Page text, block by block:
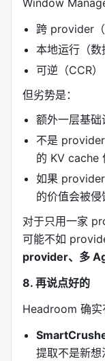
GitHub issue 分
7.2 准确率保持
GSM8K
TruthfulQA
SQuAD v2
BFCL
数学任务零损失
是冗余，不是信
---
Window
跨 provider（
本地运行（数
可逆（CCR）
但劣势是：
额外一层基础
不是
的 KV cache
如果
的价值会被侵
对于只用一家
可能不如
provider、多
8. 再说点好的
Headroom 确实
提取不是新